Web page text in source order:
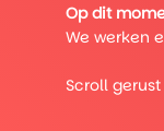
Op dit
We werken
Scroll